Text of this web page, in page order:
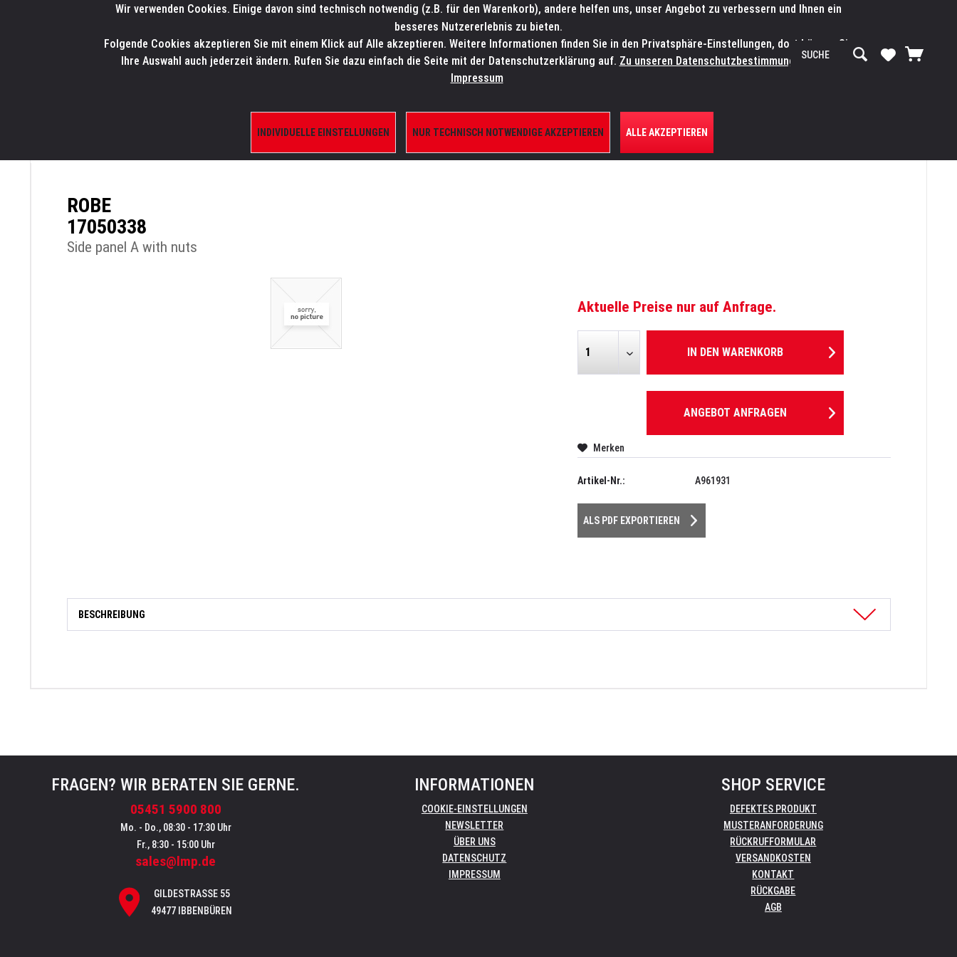
SALES-HOTLINE: +49 5451 5900-800 24/7: sales@lmp.de SERVICE-WERKSTATT Service/Hilfe
HOME PRODUKTE/SHOP MARKEN AKTUELLES SERVICE ÜBER UNS
ERSATZTEILE
ROBE
17050338
Side panel A with nuts
Aktuelle Preise nur auf Anfrage.
IN DEN WARENKORB
ANGEBOT ANFRAGEN
Merken
Artikel-Nr.: A961931
ALS PDF EXPORTIEREN
BESCHREIBUNG
FRAGEN? WIR BERATEN SIE GERNE.
05451 5900 800
Mo. - Do., 08:30 - 17:30 Uhr
Fr., 8:30 - 15:00 Uhr
sales@lmp.de
GILDESTRASSE 55
49477 IBBENBÜREN
INFORMATIONEN
COOKIE-EINSTELLUNGEN
NEWSLETTER
ÜBER UNS
DATENSCHUTZ
IMPRESSUM
SHOP SERVICE
DEFEKTES PRODUKT
MUSTERANFORDERUNG
RÜCKRUFFORMULAR
VERSANDKOSTEN
KONTAKT
RÜCKGABE
AGB
Wir verwenden Cookies. Einige davon sind technisch notwendig (z.B. für den Warenkorb), andere helfen uns, unser Angebot zu verbessern und Ihnen ein
besseres Nutzererlebnis zu bieten.
Folgende Cookies akzeptieren Sie mit einem Klick auf Alle akzeptieren. Weitere Informationen finden Sie in den Privatsphäre-Einstellungen, dort können Sie
Ihre Auswahl auch jederzeit ändern. Rufen Sie dazu einfach die Seite mit der Datenschutzerklärung auf. Zu unseren Datenschutzbestimmungen. Zum
Impressum
INDIVIDUELLE EINSTELLUNGEN NUR TECHNISCH NOTWENDIGE AKZEPTIEREN ALLE AKZEPTIEREN